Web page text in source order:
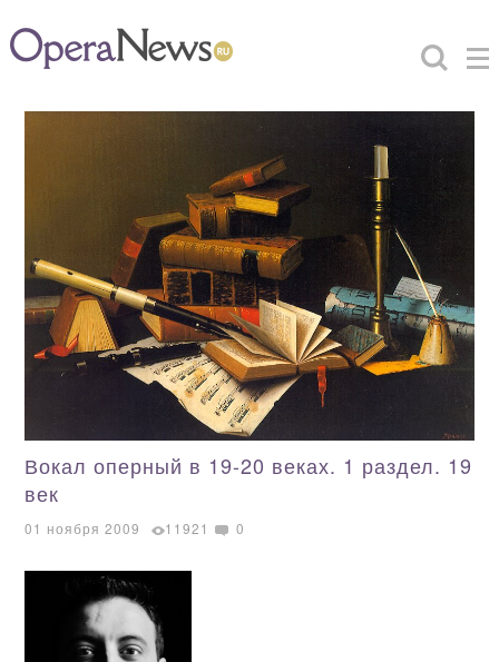
Вокал оперный в 19-20 веках. 1 раздел. 19
век
01 ноября 2009 11921 0